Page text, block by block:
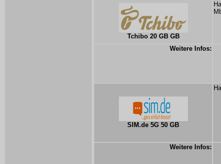
Tchibo 20 GB GB
Weitere Infos:
SIM.de 5G 50 GB
Weitere Infos: